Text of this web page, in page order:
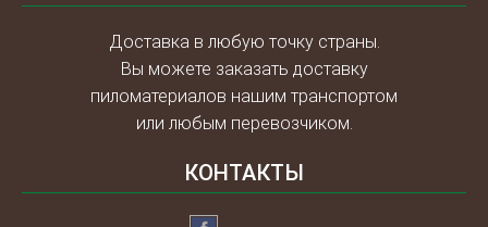
Доставка в любую точку страны.
Вы можете заказать доставку
пиломатериалов нашим транспортом
или любым перевозчиком.
КОНТАКТЫ